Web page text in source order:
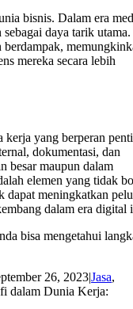
bisnis. Dalam era
daya tarik utama.
mereka secara lebih
kerja yang berperan
dokumentasi, dan
besar maupun dalam
elemen yang tidak
meningkatkan
dalam era digital
bisa mengetahui
26, 2023|Jasa,
dalam Dunia Kerja: